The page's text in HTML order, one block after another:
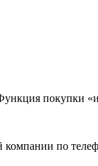
покупки
по